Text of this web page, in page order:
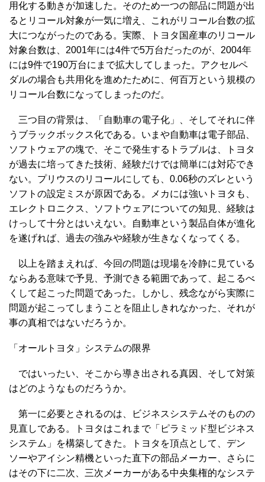
用化する動きが加速した。そのため一つの部品に問題が出
るとリコール対象が一気に増え、これがリコール台数の拡
大につながったのである。実際、トヨタ国産車のリコール
対象台数は、2001年には4件で5万台だったのが、2004年
には9件で190万台にまで拡大してしまった。アクセルペ
ダルの場合も共用化を進めたために、何百万という規模の
リコール台数になってしまったのだ。
三つ目の背景は、「自動車の電子化」、そしてそれに伴
うブラックボックス化である。いまや自動車は電子部品、
ソフトウェアの塊で、そこで発生するトラブルは、トヨタ
が過去に培ってきた技術、経験だけでは簡単には対応でき
ない。プリウスのリコールにしても、0.06秒のズレという
ソフトの設定ミスが原因である。メカには強いトヨタも、
エレクトロニクス、ソフトウェアについての知見、経験は
けっして十分とはいえない。自動車という製品自体が進化
を遂げれば、過去の強みや経験が生きなくなってくる。
以上を踏まえれば、今回の問題は現場を冷静に見ている
ならある意味で予見、予測できる範囲であって、起こるべ
くして起こった問題であった。しかし、残念ながら実際に
問題が起こってしまうことを阻止しきれなかった、それが
事の真相ではないだろうか。
「オールトヨタ」システムの限界
ではいったい、そこから導き出される真因、そして対策
はどのようなものだろうか。
第一に必要とされるのは、ビジネスシステムそのものの
見直しである。トヨタはこれまで「ピラミッド型ビジネス
システム」を構築してきた。トヨタを頂点として、デン
ソーやアイシン精機といった直下の部品メーカー、さらに
はその下に二次、三次メーカーがある中央集権的なシステ